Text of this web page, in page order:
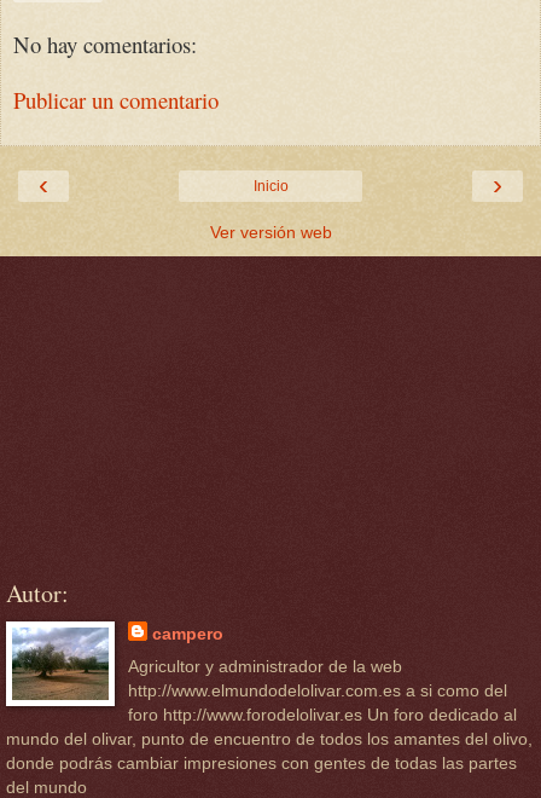
No hay comentarios:
Publicar un comentario
‹ ›
Inicio
Ver versión web
Autor:
campero
Agricultor y administrador de la web
http://www.elmundodelolivar.com.es a si como del
foro http://www.forodelolivar.es Un foro dedicado al
mundo del olivar, punto de encuentro de todos los amantes del olivo,
donde podrás cambiar impresiones con gentes de todas las partes
del mundo